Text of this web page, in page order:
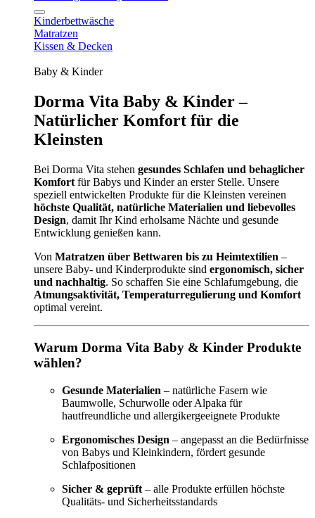
Kinderbettwäsche
Matratzen
Kissen & Decken
Baby & Kinder
Dorma Vita Baby & Kinder –
Natürlicher Komfort für die
Kleinsten
Bei Dorma Vita stehen gesundes Schlafen und behaglicher
Komfort für Babys und Kinder an erster Stelle. Unsere
speziell entwickelten Produkte für die Kleinsten vereinen
höchste Qualität, natürliche Materialien und liebevolles
Design, damit Ihr Kind erholsame Nächte und gesunde
Entwicklung genießen kann.
Von Matratzen über Bettwaren bis zu Heimtextilien –
unsere Baby- und Kinderprodukte sind ergonomisch, sicher
und nachhaltig. So schaffen Sie eine Schlafumgebung, die
Atmungsaktivität, Temperaturregulierung und Komfort
optimal vereint.
Warum Dorma Vita Baby & Kinder Produkte
wählen?
Gesunde Materialien – natürliche Fasern wie
Baumwolle, Schurwolle oder Alpaka für
hautfreundliche und allergikergeeignete Produkte
Ergonomisches Design – angepasst an die Bedürfnisse
von Babys und Kleinkindern, fördert gesunde
Schlafpositionen
Sicher & geprüft – alle Produkte erfüllen höchste
Qualitäts- und Sicherheitsstandards